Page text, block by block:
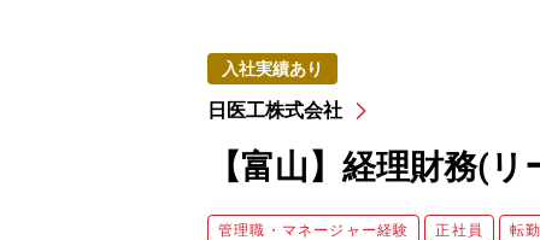
入社実績あり
日医工株式会社
【富山】経理財務(
管理職・マネージャー経験 正社員 転